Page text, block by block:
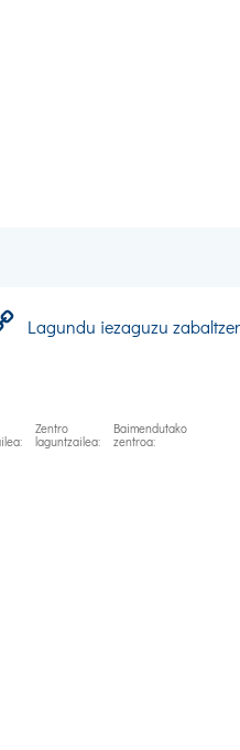
Copy
Lagundu iezaguzu
Zentro
laguntzailea:
Baimendutako
zentroa: